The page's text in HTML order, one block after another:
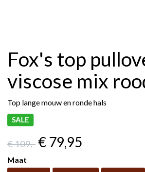
Fox's top
viscose mix
Top lange mouw en ronde hals
SALE
€ 109,- € 79,95
Maat